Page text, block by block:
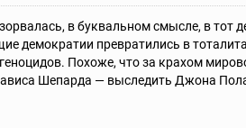
в буквальном смысле, в
демократии превратились в
Похоже, что за крахом
Шепарда — выследить Джона